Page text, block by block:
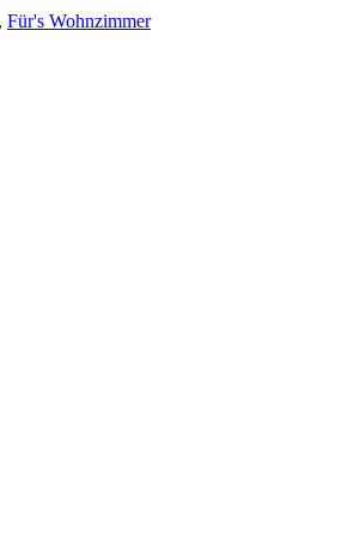
, Für's Wohnzimmer